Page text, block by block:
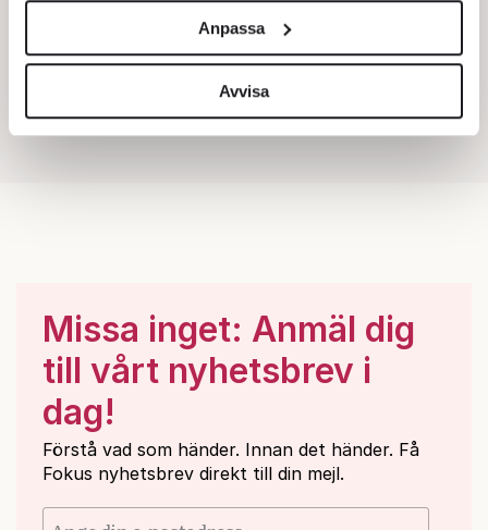
för sociala medier och analysera vår trafik. Vi
vidarebefordrar även sådana identifierare och annan
information från din enhet till de sociala medier och
annons- och analysföretag som vi samarbetar med.
Anpassa
Avvisa
Missa inget: Anmäl dig
till vårt nyhetsbrev i
dag!
Förstå vad som händer. Innan det händer. Få
Fokus nyhetsbrev direkt till din mejl.